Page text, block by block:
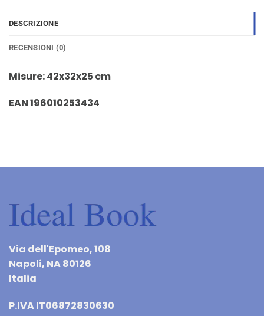
DESCRIZIONE
RECENSIONI (0)
Misure: 42x32x25 cm
EAN 196010253434
Via dell'Epomeo, 108
Napoli, NA 80126
Italia
P.IVA IT06872830630